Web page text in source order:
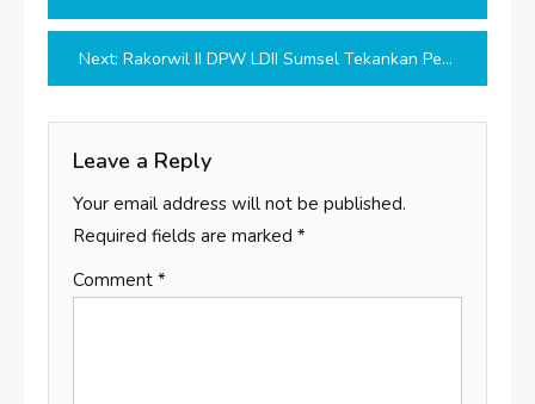
navigation
Next: Rakorwil II DPW LDII Sumsel Tekankan Peran Aktif Membangun Moral Bangsa dan Sinergi dengan Pemerintah
Leave a Reply
Your email address will not be published.
Required fields are marked *
Comment *